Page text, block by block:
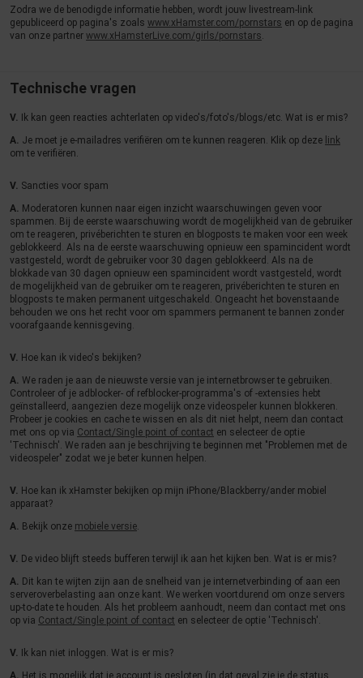
Zodra we de benodigde informatie hebben, wordt jouw livestream-link
gepubliceerd op pagina's zoals www.xHamster.com/pornstars en op de pagina
van onze partner www.xHamsterLive.com/girls/pornstars.
Technische vragen
V. Ik kan geen reacties achterlaten op video's/foto's/blogs/etc. Wat is er mis?
A. Je moet je e-mailadres verifiëren om te kunnen reageren. Klik op deze link
om te verifiëren.
V. Sancties voor spam
A. Moderatoren kunnen naar eigen inzicht waarschuwingen geven voor
spammen. Bij de eerste waarschuwing wordt de mogelijkheid van de gebruiker
om te reageren, privéberichten te sturen en blogposts te maken voor een week
geblokkeerd. Als na de eerste waarschuwing opnieuw een spamincident wordt
vastgesteld, wordt de gebruiker voor 30 dagen geblokkeerd. Als na de
blokkade van 30 dagen opnieuw een spamincident wordt vastgesteld, wordt
de mogelijkheid van de gebruiker om te reageren, privéberichten te sturen en
blogposts te maken permanent uitgeschakeld. Ongeacht het bovenstaande
behouden we ons het recht voor om spammers permanent te bannen zonder
voorafgaande kennisgeving.
V. Hoe kan ik video's bekijken?
A. We raden je aan de nieuwste versie van je internetbrowser te gebruiken.
Controleer of je adblocker- of refblocker-programma's of -extensies hebt
geïnstalleerd, aangezien deze mogelijk onze videospeler kunnen blokkeren.
Probeer je cookies en cache te wissen en als dit niet helpt, neem dan contact
met ons op via Contact/Single point of contact en selecteer de optie
'Technisch'. We raden aan je beschrijving te beginnen met "Problemen met de
videospeler" zodat we je beter kunnen helpen.
V. Hoe kan ik xHamster bekijken op mijn iPhone/Blackberry/ander mobiel
apparaat?
A. Bekijk onze mobiele versie.
V. De video blijft steeds bufferen terwijl ik aan het kijken ben. Wat is er mis?
A. Dit kan te wijten zijn aan de snelheid van je internetverbinding of aan een
serveroverbelasting aan onze kant. We werken voortdurend om onze servers
up-to-date te houden. Als het probleem aanhoudt, neem dan contact met ons
op via Contact/Single point of contact en selecteer de optie 'Technisch'.
V. Ik kan niet inloggen. Wat is er mis?
A. Het is mogelijk dat je account is gesloten (in dat geval zie je de status